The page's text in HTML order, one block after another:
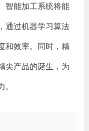
智能加工系统将能
通过机器学习算法
和效率。同时，精
尖产品的诞生，为